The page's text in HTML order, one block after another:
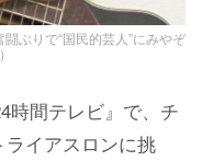
ぶりで“国民的芸人”にみやぞ
時間テレビ』で、チ
イアスロンに挑